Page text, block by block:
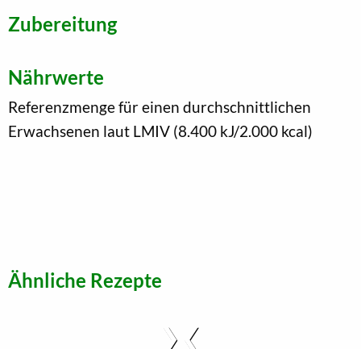
Zubereitung
Nährwerte
Referenzmenge für einen durchschnittlichen
Erwachsenen laut LMIV (8.400 kJ/2.000 kcal)
Ähnliche Rezepte